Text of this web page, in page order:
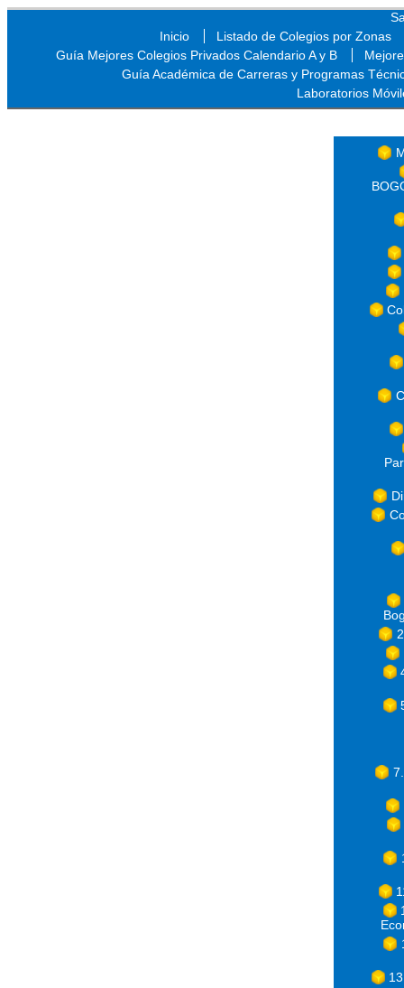
Inicio
Listado de Colegios por Zonas
Guía Mejores Colegios Privados Calendario A y B
Guía Académica de Carreras y Programas
Laboratorios